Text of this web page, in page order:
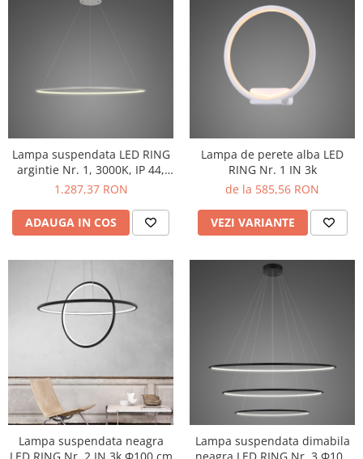
Lampa suspendata LED RING
argintie Nr. 1, 3000K, IP 44,
diametru 60 cm - ALTAVOLA
1.287,37 RON
ADAUGA IN COS
Lampa de perete alba LED
RING Nr. 1 IN 3k
de la 585,56 RON
VEZI VARIANTE
Lampa suspendata neagra
Lampa suspendata dimabila